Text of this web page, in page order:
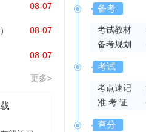
08-07
08-07
08-07
更多>
2026年集成官
备考
考试教材
备考规划
考试
考点速记
准 考 证
查分